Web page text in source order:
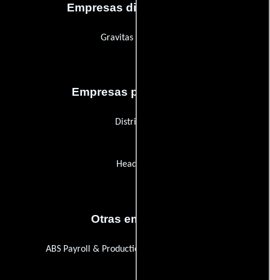
Empresas distribuidoras
Gravitas Ventures
Empresas productoras
District 78
Headcase
Otras empresas
ABS Payroll & Production Accounting Services